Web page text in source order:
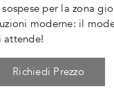
per la zona
moderne: il
attende!
Richiedi Prezzo